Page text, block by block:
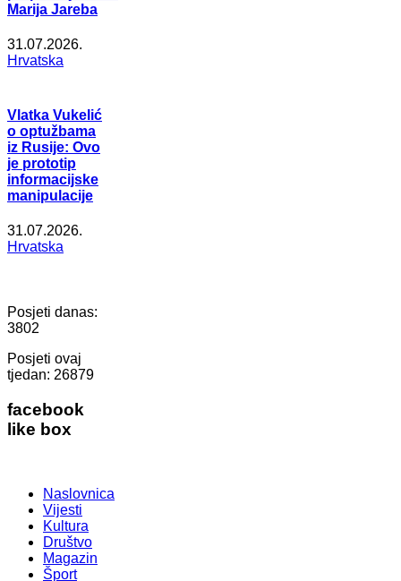
Marija Jareba
31.07.2026.
Hrvatska
Vlatka Vukelić
o optužbama
iz Rusije: Ovo
je prototip
informacijske
manipulacije
31.07.2026.
Hrvatska
Posjeti danas:
3802
Posjeti ovaj
tjedan: 26879
facebook
like box
Naslovnica
Vijesti
Kultura
Društvo
Magazin
Šport